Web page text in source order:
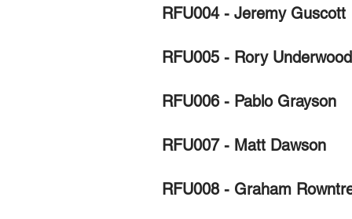
RFU004 - Jeremy Guscott
RFU005 - Rory Underwood
RFU006 - Pablo Grayson
RFU007 - Matt Dawson
RFU008 - Graham